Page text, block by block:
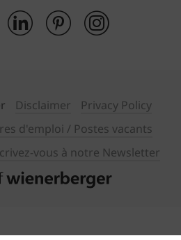
Disclaimer
Privacy Policy
d'emploi / Postes vacants
vous à notre Newsletter